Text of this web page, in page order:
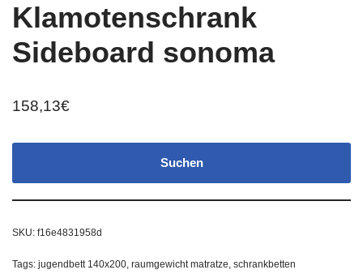
Klamotenschrank
Sideboard sonoma
158,13€
Suchen
SKU: f16e4831958d
Tags: jugendbett 140x200, raumgewicht matratze, schrankbetten